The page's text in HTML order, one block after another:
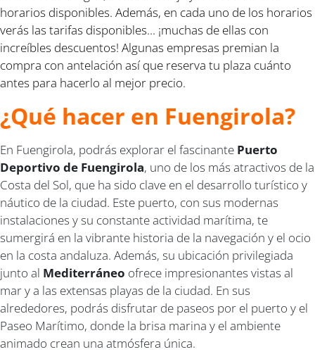
horarios disponibles. Además, en cada uno de los horarios
verás las tarifas disponibles... ¡muchas de ellas con
increíbles descuentos! Algunas empresas premian la
compra con antelación así que reserva tu plaza cuánto
antes para hacerlo al mejor precio.
¿Qué hacer en Fuengirola?
En Fuengirola, podrás explorar el fascinante Puerto
Deportivo de Fuengirola, uno de los más atractivos de la
Costa del Sol, que ha sido clave en el desarrollo turístico y
náutico de la ciudad. Este puerto, con sus modernas
instalaciones y su constante actividad marítima, te
sumergirá en la vibrante historia de la navegación y el ocio
en la costa andaluza. Además, su ubicación privilegiada
junto al Mediterráneo ofrece impresionantes vistas al
mar y a las extensas playas de la ciudad. En sus
alrededores, podrás disfrutar de paseos por el puerto y el
Paseo Marítimo, donde la brisa marina y el ambiente
animado crean una atmósfera única.